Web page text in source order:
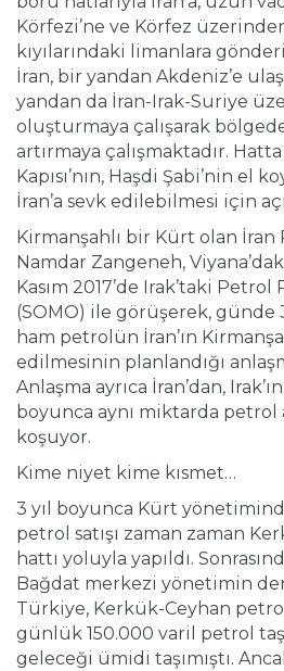
Körfezi’ne ve Körfez
kıyılarındaki limanlara
İran, bir yandan Akdeniz’e
yandan da İran-Irak-Suriye
oluşturmaya çalışarak
artırmaya çalışmaktadır. Hatta
Kapısı’nın, Haşdi Şabi’nin el
İran’a sevk edilebilmesi için
Kirmanşahlı bir Kürt olan İran
Namdar Zangeneh,
Kasım 2017’de Irak’taki
(SOMO) ile görüşerek, günde
ham petrolün İran’ın
edilmesinin planlandığı
Anlaşma ayrıca İran’dan,
boyunca aynı miktarda petrol
koşuyor.
Kime niyet kime kısmet…
3 yıl boyunca Kürt
petrol satışı zaman zaman
hattı yoluyla yapıldı.
Bağdat merkezi yönetimin
Türkiye, Kerkük-Ceyhan
günlük 150.000 varil petrol
geleceği ümidi taşımıştı.